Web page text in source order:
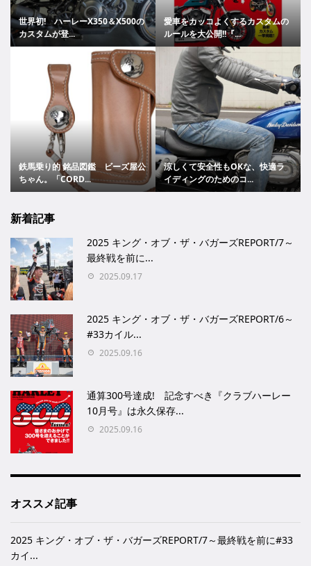
世界初! ハーレーX350＆X500の
カスタムが登...
愛車をカッコよくするカスタムの
ルールを大公開!!『...
鉄馬乗り的 銘品図鑑 ビーズ屋公
ちゃん。「CORD...
涼しくて安全性もOKな、快適ラ
イディングのためのコ...
新着記事
2025 キング・オブ・ザ・バガーズREPORT/7～
最終戦を前に...
2025.09.17
2025 キング・オブ・ザ・バガーズREPORT/6～
#33カイル...
2025.09.16
通算300号達成! 記念すべき『クラブハーレー
10月号』は永久保存...
2025.09.16
オススメ記事
2025 キング・オブ・ザ・バガーズREPORT/7～最終戦を前に#33
カイ...